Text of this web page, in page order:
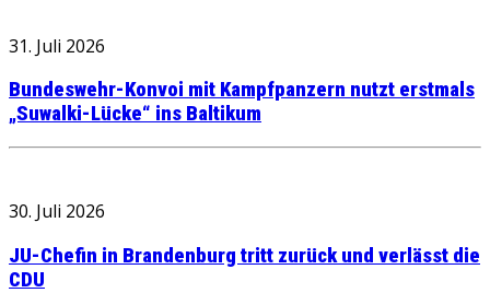
31. Juli 2026
Bundeswehr-Konvoi mit Kampfpanzern nutzt erstmals
„Suwalki-Lücke“ ins Baltikum
30. Juli 2026
JU-Chefin in Brandenburg tritt zurück und verlässt die
CDU